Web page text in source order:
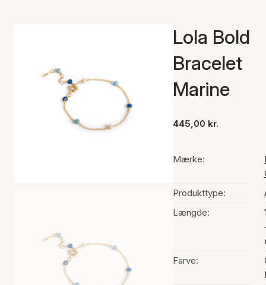
Lola Bold
Bracelet
Marine
445,00 kr.
Mærke:
Produkttype:
Længde:
Farve: